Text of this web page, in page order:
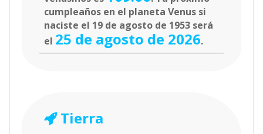
cumpleaños en el planeta Venus si
naciste el 19 de agosto de 1953 será
el 25 de agosto de 2026.
Tierra